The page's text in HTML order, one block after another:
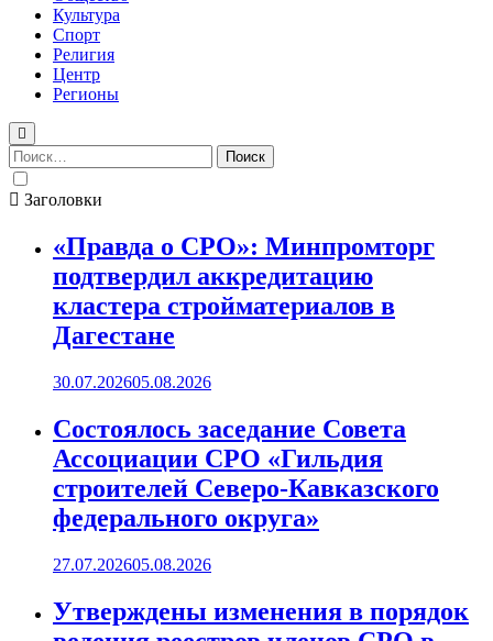
Культура
Спорт
Религия
Центр
Регионы
Найти:
Заголовки
«Правда о СРО»: Минпромторг
подтвердил аккредитацию
кластера стройматериалов в
Дагестане
30.07.202605.08.2026
Состоялось заседание Совета
Ассоциации СРО «Гильдия
строителей Северо-Кавказского
федерального округа»
27.07.202605.08.2026
Утверждены изменения в порядок